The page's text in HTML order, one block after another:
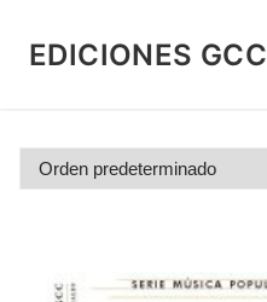
contenido
EDICIONES GCC